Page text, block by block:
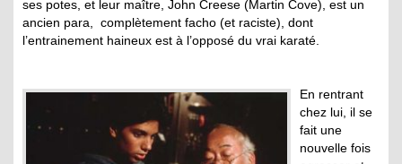
ses potes, et leur maître, John Creese (Martin Cove), est un
ancien para, complètement facho (et raciste), dont
l’entrainement haineux est à l’opposé du vrai karaté.
En rentrant
chez lui, il se
fait une
nouvelle fois